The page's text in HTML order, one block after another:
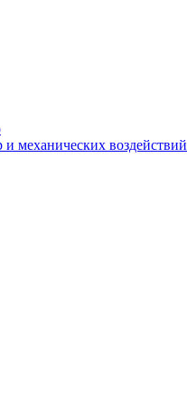
механических воздействий